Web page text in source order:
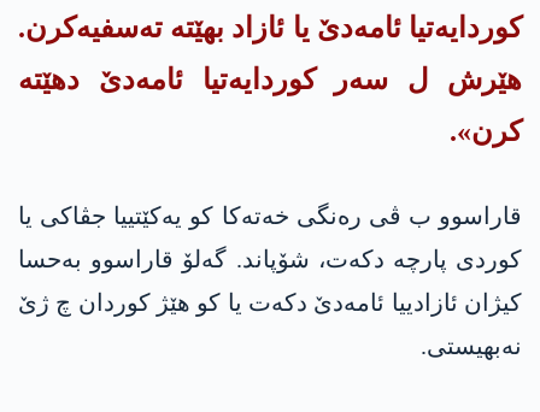
کوردایەتیا ئامەدێ یا ئازاد بهێته‌ ته‌سفیەکرن.
هێرش ل سەر کوردایەتیا ئامەدێ دهێته‌
کرن».
قاراسوو ب ڤی رەنگی خەتەکا کو یه‌كێتییا جڤاکی یا
کوردی پارچە دکەت، شۆپاند. گەلۆ قاراسوو بەحسا
كیژان ئازادییا ئامەدێ دکەت یا کو هێژ کوردان چ ژێ
نەبهیستی.